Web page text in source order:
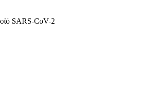
SARS-CoV-2